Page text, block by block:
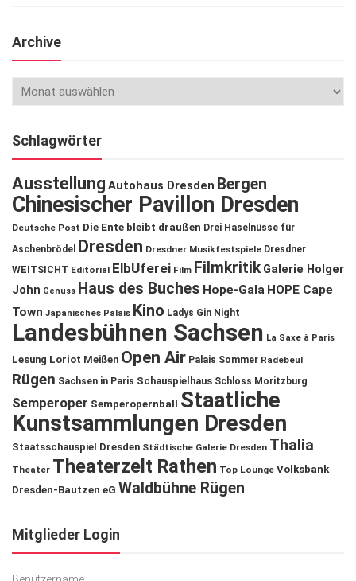
Archive
Schlagwörter
Ausstellung Autohaus Dresden Bergen
Chinesischer Pavillon Dresden
Deutsche Post Die Ente bleibt draußen Drei Haselnüsse für
Aschenbrödel
Dresden Dresdner Musikfestspiele Dresdner
WEITSICHT Editorial ElbUferei Film Filmkritik Galerie Holger
John Genuss Haus des Buches Hope-Gala HOPE Cape
Town Japanisches Palais Kino Ladys Gin Night
Landesbühnen Sachsen La Saxe à Paris
Lesung Loriot Meißen Open Air Palais Sommer Radebeul
Rügen Sachsen in Paris Schauspielhaus Schloss Moritzburg
Semperoper Semperopernball
Staatliche
Kunstsammlungen Dresden
Staatsschauspiel Dresden Städtische Galerie Dresden Thalia
Theater Theaterzelt Rathen Top Lounge Volksbank
Dresden-Bautzen eG Waldbühne Rügen
Mitglieder Login